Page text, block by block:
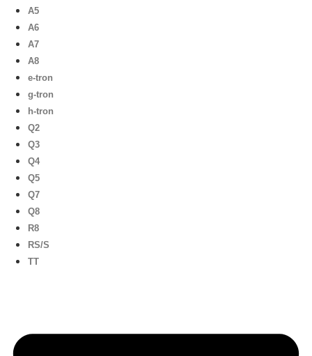
A5
A6
A7
A8
e-tron
g-tron
h-tron
Q2
Q3
Q4
Q5
Q7
Q8
R8
RS/S
TT